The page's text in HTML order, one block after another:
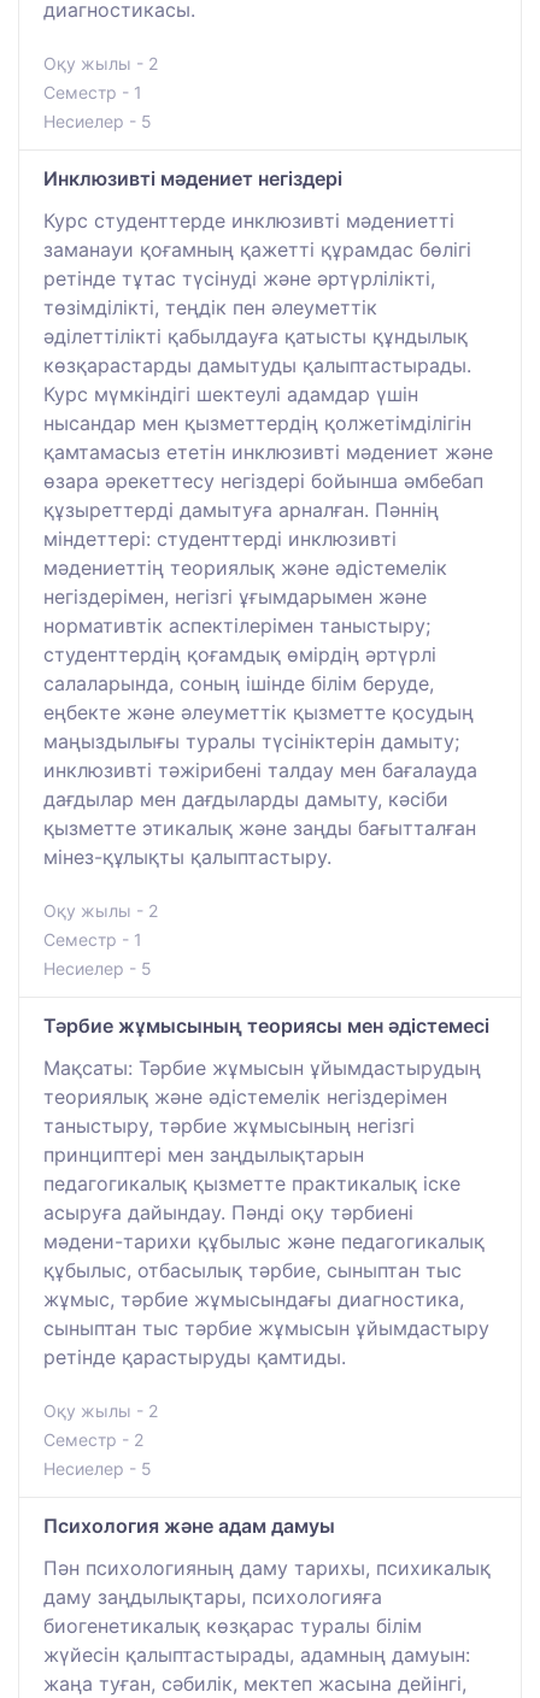
диагностикасы.
Оқу жылы - 2
Семестр - 1
Несиелер - 5
Инклюзивті мәдениет негіздері
Курс студенттерде инклюзивті мәдениетті
заманауи қоғамның қажетті құрамдас бөлігі
ретінде тұтас түсінуді және әртүрлілікті,
төзімділікті, теңдік пен әлеуметтік
әділеттілікті қабылдауға қатысты құндылық
көзқарастарды дамытуды қалыптастырады.
Курс мүмкіндігі шектеулі адамдар үшін
нысандар мен қызметтердің қолжетімділігін
қамтамасыз ететін инклюзивті мәдениет және
өзара әрекеттесу негіздері бойынша әмбебап
құзыреттерді дамытуға арналған. Пәннің
міндеттері: студенттерді инклюзивті
мәдениеттің теориялық және әдістемелік
негіздерімен, негізгі ұғымдарымен және
нормативтік аспектілерімен таныстыру;
студенттердің қоғамдық өмірдің әртүрлі
салаларында, соның ішінде білім беруде,
еңбекте және әлеуметтік қызметте қосудың
маңыздылығы туралы түсініктерін дамыту;
инклюзивті тәжірибені талдау мен бағалауда
дағдылар мен дағдыларды дамыту, кәсіби
қызметте этикалық және заңды бағытталған
мінез-құлықты қалыптастыру.
Оқу жылы - 2
Семестр - 1
Несиелер - 5
Тәрбие жұмысының теориясы мен әдістемесі
Мақсаты: Тәрбие жұмысын ұйымдастырудың
теориялық және әдістемелік негіздерімен
таныстыру, тәрбие жұмысының негізгі
принциптері мен заңдылықтарын
педагогикалық қызметте практикалық іске
асыруға дайындау. Пәнді оқу тәрбиені
мәдени-тарихи құбылыс және педагогикалық
құбылыс, отбасылық тәрбие, сыныптан тыс
жұмыс, тәрбие жұмысындағы диагностика,
сыныптан тыс тәрбие жұмысын ұйымдастыру
ретінде қарастыруды қамтиды.
Оқу жылы - 2
Семестр - 2
Несиелер - 5
Психология және адам дамуы
Пән психологияның даму тарихы, психикалық
даму заңдылықтары, психологияға
биогенетикалық көзқарас туралы білім
жүйесін қалыптастырады, адамның дамуын:
жаңа туған, сәбилік, мектеп жасына дейінгі,